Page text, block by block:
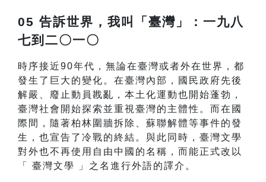
05 告訴世界，我叫「臺灣」：一九八
七到二〇一〇
時序接近90年代，無論在臺灣或者外在世界，都
發生了巨大的變化。在臺灣內部，國民政府先後
解嚴、廢止動員戡亂，本土化運動也開始蓬勃，
臺灣社會開始探索並重視臺灣的主體性。而在國
際間，隨著柏林圍牆拆除、蘇聯解體等事件的發
生，也宣告了冷戰的終結。與此同時，臺灣文學
對外也不再使用自由中國的名稱，而能正式改以
「 臺灣文學 」之名進行外語的譯介。